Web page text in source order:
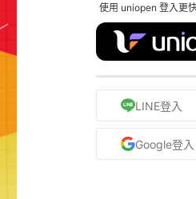
使用 uniopen 登入更
LINE登入
Google登入